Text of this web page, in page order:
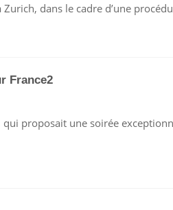
dans le cadre d’une
France2
qui proposait une soirée